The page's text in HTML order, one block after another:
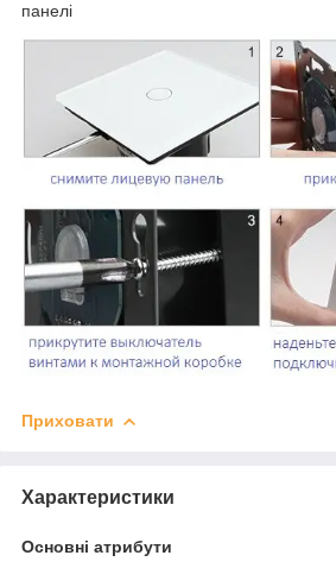
панелі
Приховати
Характеристики
Основні атрибути